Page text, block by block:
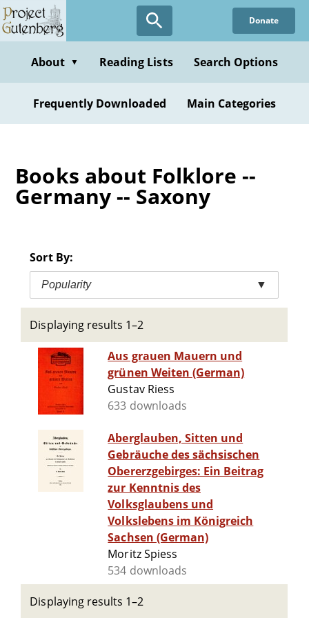
Skip
to
content
Donate
About ▼ Reading Lists Search Options
Frequently Downloaded Main Categories
Books about Folklore --
Germany -- Saxony
Sort By:
Popularity ▼
Displaying results 1–2
Aus grauen Mauern und
grünen Weiten (German)
Gustav Riess
633 downloads
Aberglauben, Sitten und
Gebräuche des sächsischen
Obererzgebirges: Ein Beitrag
zur Kenntnis des
Volksglaubens und
Volkslebens im Königreich
Sachsen (German)
Moritz Spiess
534 downloads
Displaying results 1–2